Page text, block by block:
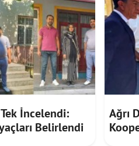
İncelendi:
Belirlendi
Ağrı